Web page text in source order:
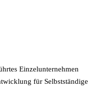
Einzelunternehmen
für Selbstständige